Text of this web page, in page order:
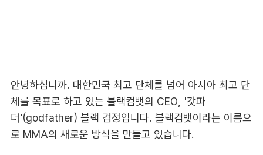
안녕하십니까. 대한민국 최고 단체를 넘어 아시아 최고 단
체를 목표로 하고 있는 블랙컴뱃의 CEO, '갓파
더'(godfather) 블랙 검정입니다. 블랙컴뱃이라는 이름으
로 MMA의 새로운 방식을 만들고 있습니다.